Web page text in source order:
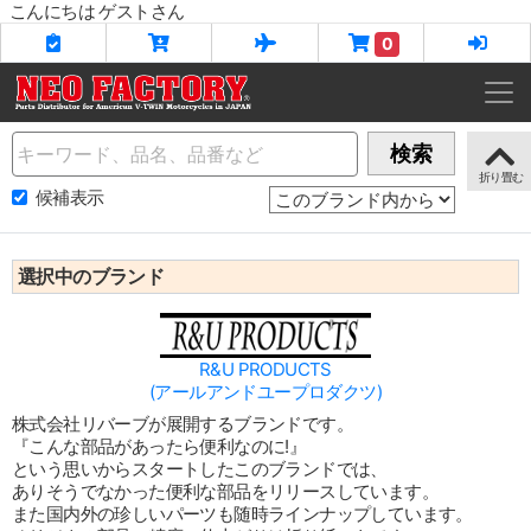
こんにちは ゲストさん
0
Name 検索
候補表示
選択中のブランド
R&U PRODUCTS
(アールアンドユープロダクツ)
株式会社リバーブが展開するブランドです。
『こんな部品があったら便利なのに!』
という思いからスタートしたこのブランドでは、
ありそうでなかった便利な部品をリリースしています。
また国内外の珍しいパーツも随時ラインナップしています。